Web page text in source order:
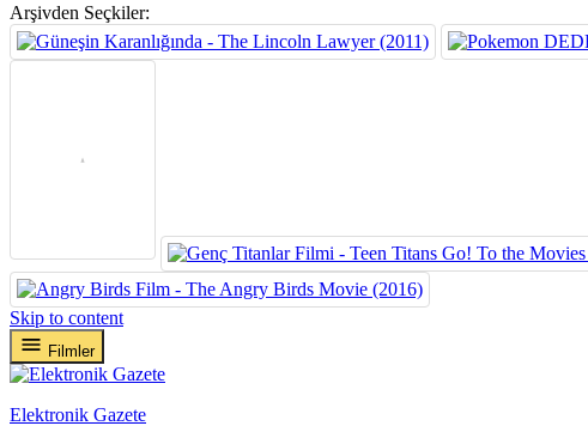
Arşivden Seçkiler:
Skip to content
Filmler
Elektronik Gazete